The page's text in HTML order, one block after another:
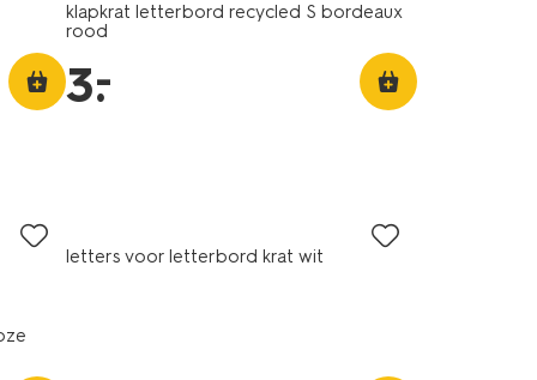
klapkrat letterbord recycled S bordeaux
rood
3.
–
letters voor letterbord krat wit